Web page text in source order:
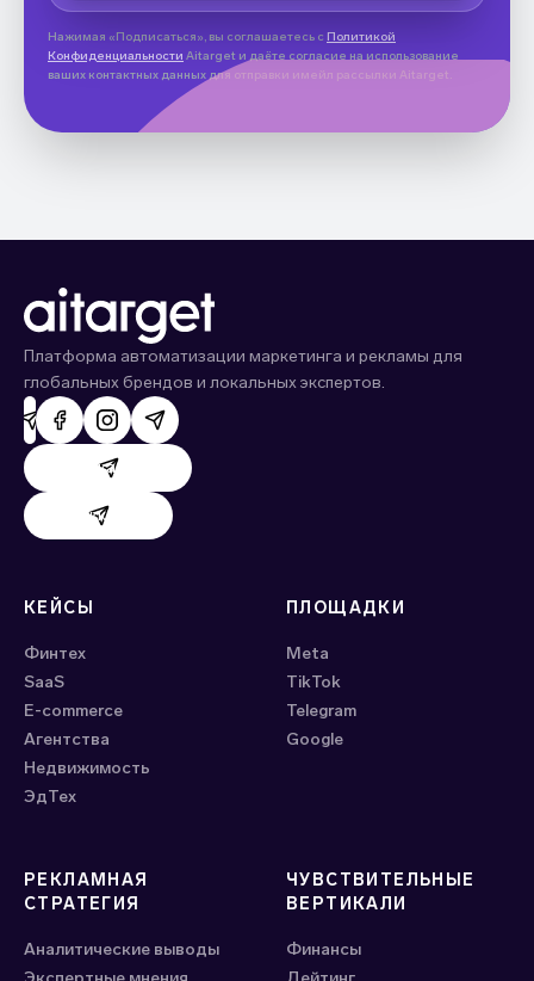
Нажимая «Подписаться», вы соглашаетесь с Политикой
Конфиденциальности Aitarget и даёте согласие на использование
ваших контактных данных для отправки имейл рассылки Aitarget.
Платформа автоматизации маркетинга и рекламы для
глобальных брендов и локальных экспертов.
Поддержка AdHand
Поддержка Evido
КЕЙСЫ
Финтех
SaaS
E-commerce
Агентства
Недвижимость
ЭдТех
ПЛОЩАДКИ
Meta
ТikTok
Telegram
Google
РЕКЛАМНАЯ
СТРАТЕГИЯ
Аналитические выводы
ЧУВСТВИТЕЛЬНЫЕ
ВЕРТИКАЛИ
Финансы